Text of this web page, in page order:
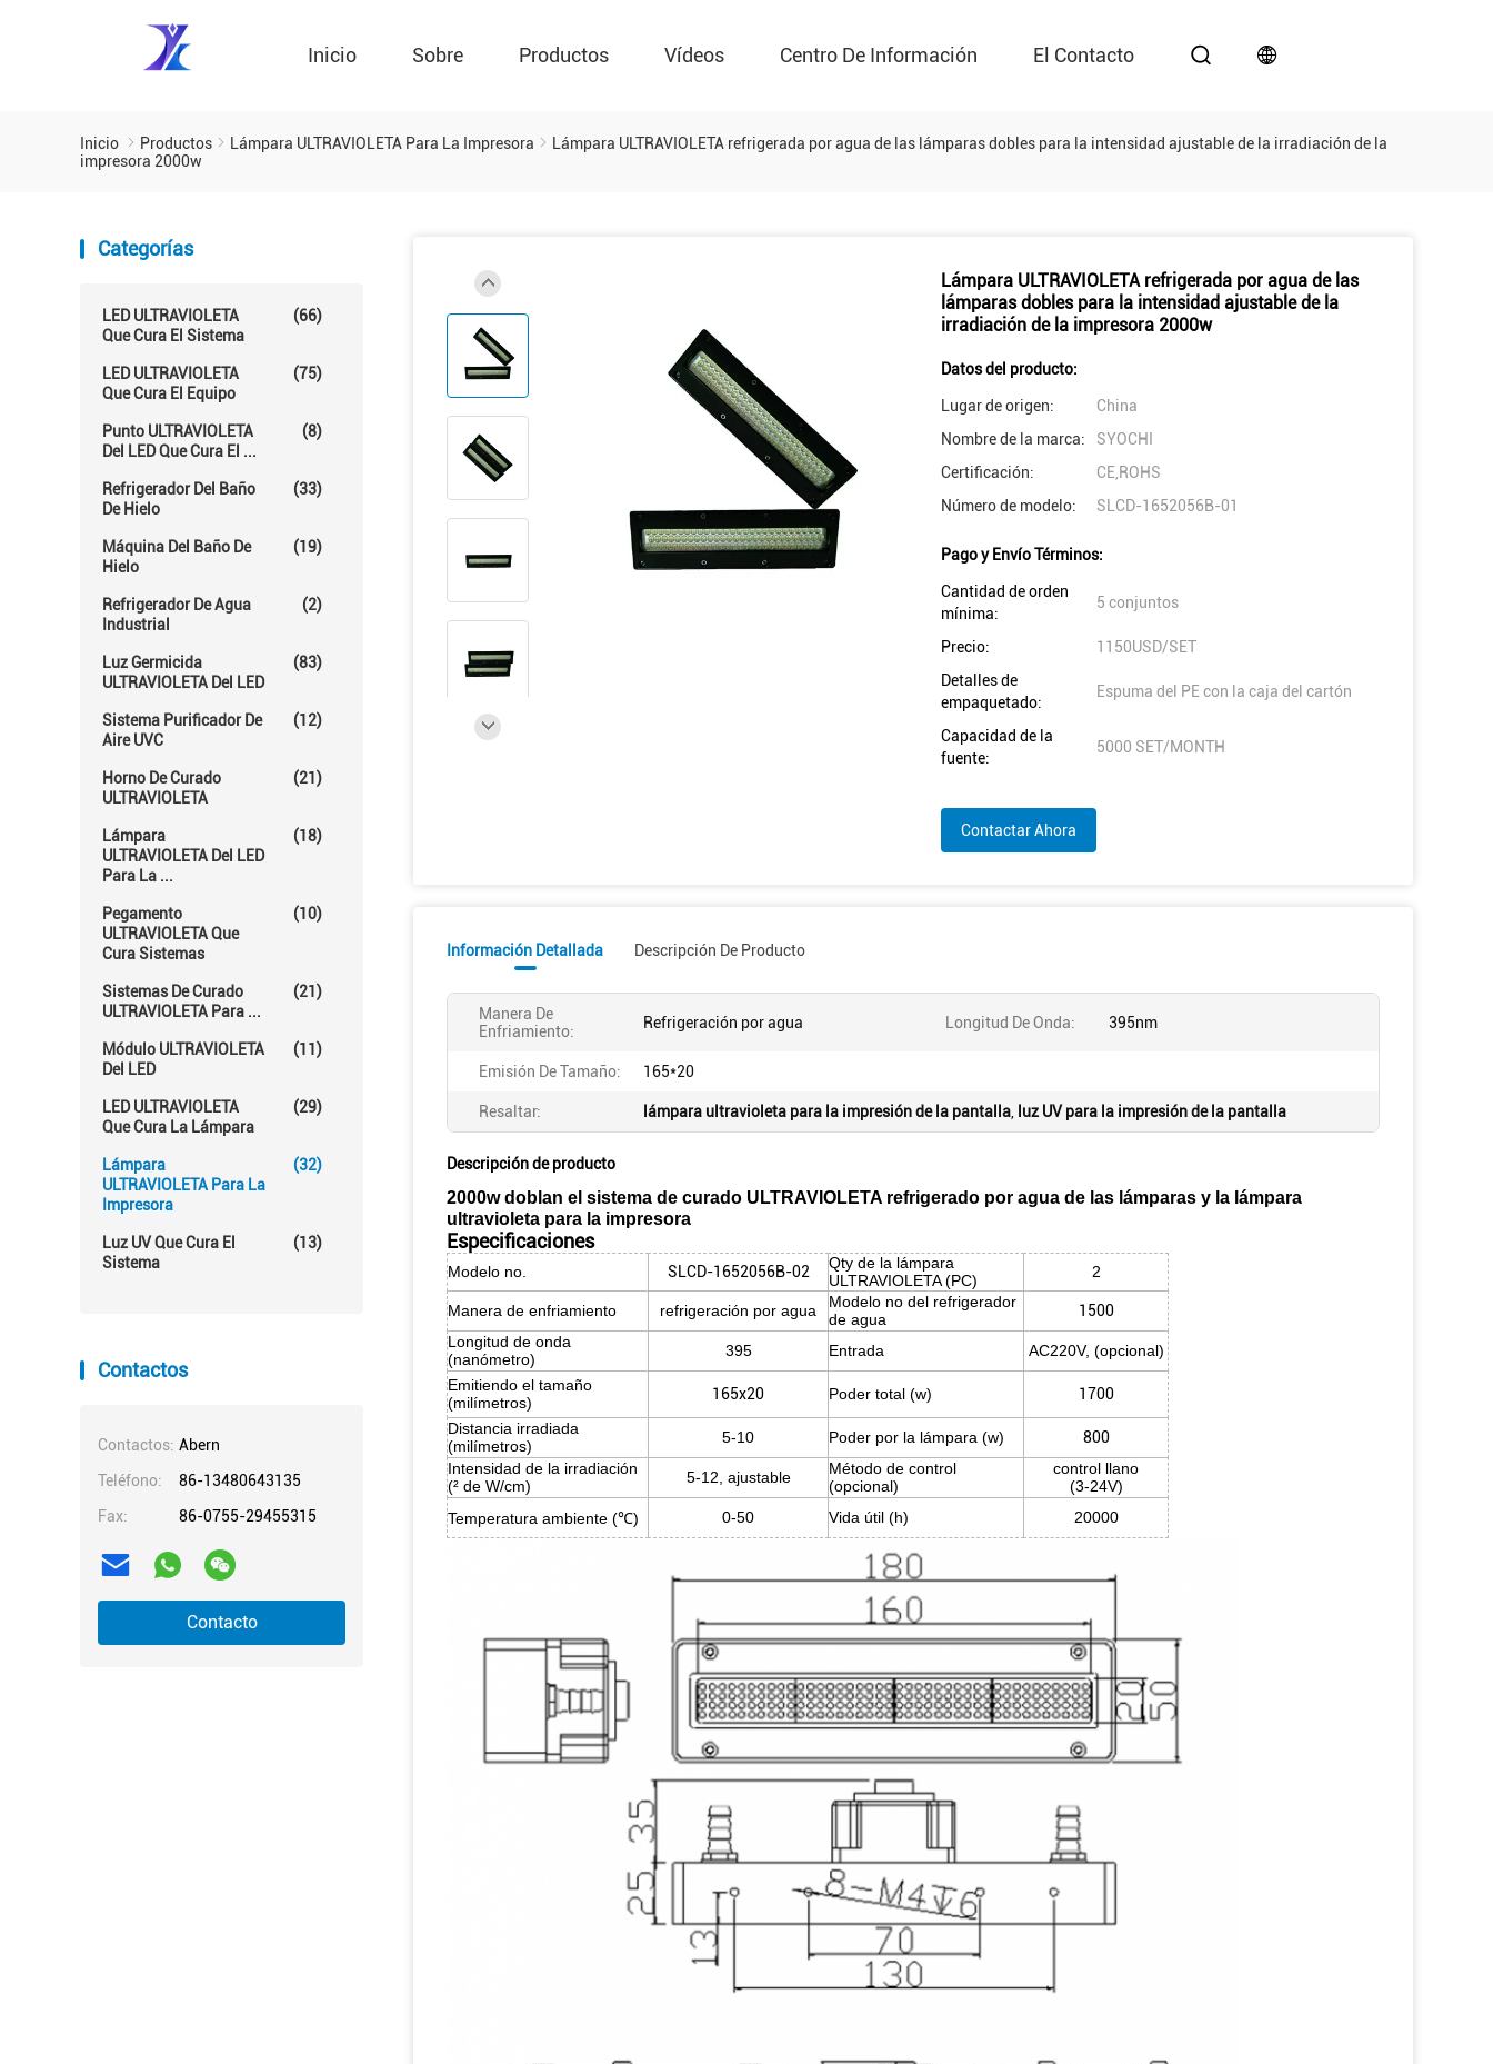
Inicio Sobre Productos Vídeos Centro De Información El Contacto
Inicio Productos Lámpara ULTRAVIOLETA Para La Impresora
Lámpara ULTRAVIOLETA refrigerada por agua de las lámparas dobles para la intensidad ajustable de la irradiación de la
impresora 2000w
Categorías
LED ULTRAVIOLETA
Que Cura El Sistema
(66)
LED ULTRAVIOLETA
Que Cura El Equipo
(75)
Punto ULTRAVIOLETA
Del LED Que Cura El ...
(8)
Refrigerador Del Baño
De Hielo
(33)
Máquina Del Baño De
Hielo
(19)
Refrigerador De Agua
Industrial
(2)
Luz Germicida
ULTRAVIOLETA Del LED
(83)
Sistema Purificador De
Aire UVC
(12)
Horno De Curado
ULTRAVIOLETA
(21)
Lámpara
ULTRAVIOLETA Del LED
Para La ...
(18)
Pegamento
ULTRAVIOLETA Que
Cura Sistemas
(10)
Sistemas De Curado
ULTRAVIOLETA Para ...
(21)
Módulo ULTRAVIOLETA
Del LED
(11)
LED ULTRAVIOLETA
Que Cura La Lámpara
(29)
Lámpara
ULTRAVIOLETA Para La
Impresora
(32)
Luz UV Que Cura El
Sistema
(13)
Contactos
Contactos: Abern
Teléfono:
86-13480643135
Fax:
86-0755-29455315
Contacto
Lámpara ULTRAVIOLETA refrigerada por agua de las
lámparas dobles para la intensidad ajustable de la
irradiación de la impresora 2000w
Datos del producto:
Lugar de origen:
China
Nombre de la marca:
SYOCHI
Certificación:
CE,ROHS
Número de modelo:
SLCD-1652056B-01
Pago y Envío Términos:
Cantidad de orden
mínima:
5 conjuntos
Precio:
1150USD/SET
Detalles de
empaquetado:
Espuma del PE con la caja del cartón
Capacidad de la
fuente:
5000 SET/MONTH
Contactar Ahora
Información Detallada Descripción De Producto
Manera De
Enfriamiento:
Refrigeración por agua Longitud De Onda: 395nm
Emisión De Tamaño: 165*20
Resaltar: lámpara ultravioleta para la impresión de la pantalla luz UV para la impresión de la pantalla
Descripción de producto
2000w doblan el sistema de curado ULTRAVIOLETA refrigerado por agua de las lámparas y la lámpara
ultravioleta para la impresora
Especificaciones
Modelo no. SLCD-1652056B-02
Qty de la lámpara
ULTRAVIOLETA (PC)
2
Manera de enfriamiento refrigeración por agua
Modelo no del refrigerador
de agua
1500
Longitud de onda
(nanómetro)
395 Entrada
AC220V, (opcional)
Emitiendo el tamaño
(milímetros)
165x20 Poder total (w)
1700
Distancia irradiada
(milímetros)
5-10 Poder por la lámpara (w)
800
Intensidad de la irradiación
(² de W/cm)
5-12, ajustable
Método de control
(opcional)
control llano
(3-24V)
Temperatura ambiente (℃)
0-50 Vida útil (h) 20000